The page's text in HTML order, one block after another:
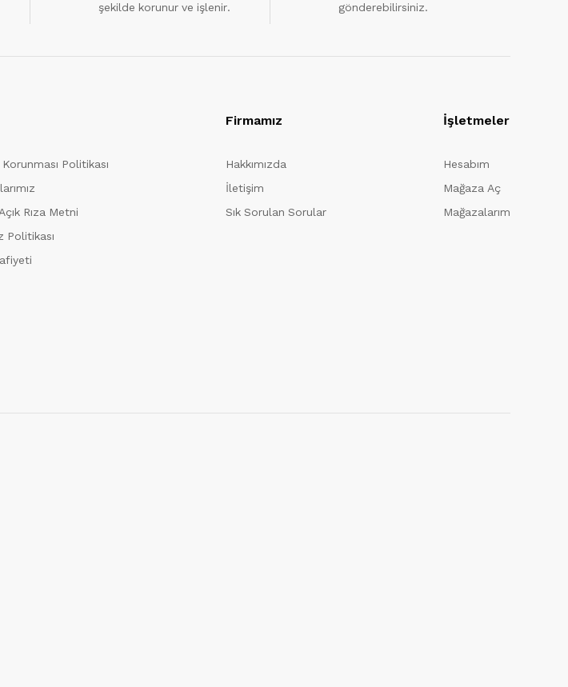
şekilde korunur ve işlenir.
gönderebilirsiniz.
Politikası
Rıza Metni
Politikası
Firmamız
Hakkımızda
İletişim
Sık Sorulan Sorular
İşletmeler
Hesabım
Mağaza Aç
Mağazalarım